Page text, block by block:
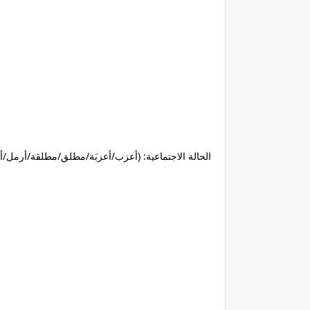
الحالة الاجتماعية: (أعزب/أعزبَة/مطلق/مطلقة/أرمل/